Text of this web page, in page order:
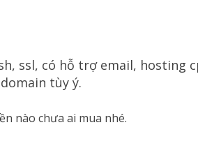
ssl, có hỗ trợ email, hosting
tùy ý.
nào chưa ai mua nhé.